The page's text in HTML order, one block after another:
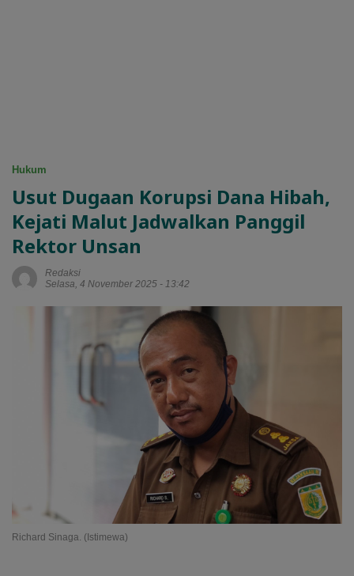
Hukum
Usut Dugaan Korupsi Dana Hibah,
Kejati Malut Jadwalkan Panggil
Rektor Unsan
Redaksi
Selasa, 4 November 2025 - 13:42
Richard Sinaga. (Istimewa)